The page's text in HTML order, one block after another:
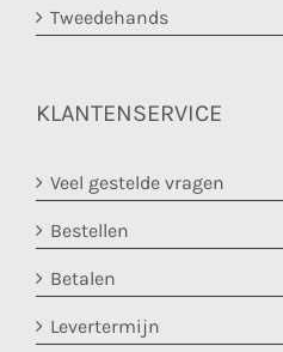
Tweedehands
KLANTENSERVICE
Veel gestelde vragen
Bestellen
Betalen
Levertermijn